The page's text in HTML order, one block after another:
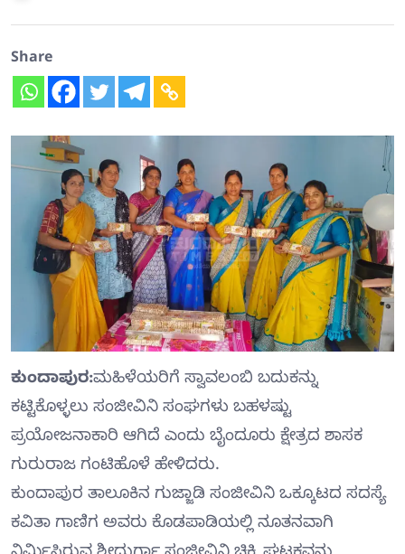
Share
ಕುಂದಾಪುರ:ಮಹಿಳೆಯರಿಗೆ ಸ್ವಾವಲಂಬಿ ಬದುಕನ್ನು
ಕಟ್ಟಿಕೊಳ್ಳಲು ಸಂಜೀವಿನಿ ಸಂಘಗಳು ಬಹಳಷ್ಟು
ಪ್ರಯೋಜನಾಕಾರಿ ಆಗಿದೆ ಎಂದು ಬೈಂದೂರು ಕ್ಷೇತ್ರದ ಶಾಸಕ
ಗುರುರಾಜ ಗಂಟಿಹೊಳೆ ಹೇಳಿದರು.
ಕುಂದಾಪುರ ತಾಲೂಕಿನ ಗುಜ್ಜಾಡಿ ಸಂಜೀವಿನಿ ಒಕ್ಕೂಟದ ಸದಸ್ಯೆ
ಕವಿತಾ ಗಾಣಿಗ ಅವರು ಕೊಡಪಾಡಿಯಲ್ಲಿ ನೂತನವಾಗಿ